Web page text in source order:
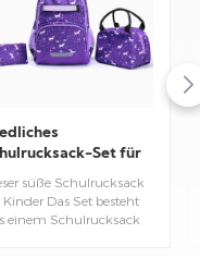
Set für
mit Lunchtasche
süße Schulrucksack
Das Set besteht
einem Schulrucksack